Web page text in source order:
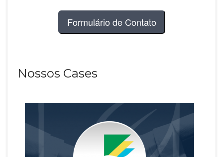
Formulário de Contato
Nossos Cases